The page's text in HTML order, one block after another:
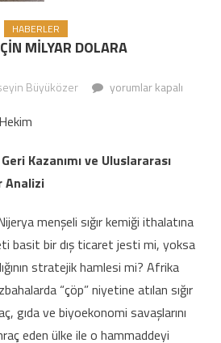
HABERLER
MİLYAR DOLARA
Büyüközer
BİZ ÇÖPE ATIYORUZ,
yorumlar kapalı
Kazanımı ve Uluslararası
Analizi
menşeli sığır kemiği ithalatına
basit bir dış ticaret jesti mi, yoksa
stratejik hamlesi mi? Afrika
“çöp” niyetine atılan sığır
gıda ve biyoekonomi savaşlarını
eden ülke ile o hammaddeyi